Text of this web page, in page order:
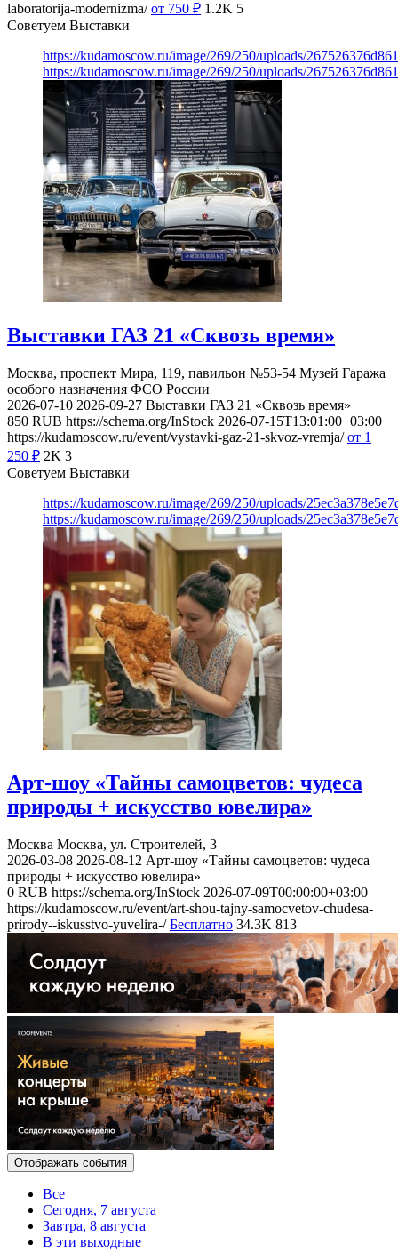
laboratorija-modernizma/ от 750 ₽ 1.2K 5
Советуем Выставки
https://kudamoscow.ru/image/269/250/uploads/
https://kudamoscow.ru/image/269/250/uploads/
Выставки ГАЗ 21 «Сквозь время»
Москва, проспект Мира, 119, павильон №53-54 Музей Гаража
особого назначения ФСО России
2026-07-10 2026-09-27 Выставки ГАЗ 21 «Сквозь время»
850 RUB https://schema.org/InStock 2026-07-15T13:01:00+03:00
https://kudamoscow.ru/event/vystavki-gaz-21-skvoz-vremja/ от 1
250 ₽ 2K 3
Советуем Выставки
https://kudamoscow.ru/image/269/250/uploads/
https://kudamoscow.ru/image/269/250/uploads/
Арт-шоу «Тайны самоцветов: чудеса
природы + искусство ювелира»
Москва Москва, ул. Строителей, 3
2026-03-08 2026-08-12 Арт-шоу «Тайны самоцветов: чудеса
природы + искусство ювелира»
0 RUB https://schema.org/InStock 2026-07-09T00:00:00+03:00
https://kudamoscow.ru/event/art-shou-tajny-samocvetov-chudesa-
prirody--iskusstvo-yuvelira-/ Бесплатно 34.3K 813
Отображать события
Все
Сегодня, 7 августа
Завтра, 8 августа
В эти выходные